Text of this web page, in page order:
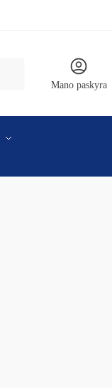
Mano paskyra